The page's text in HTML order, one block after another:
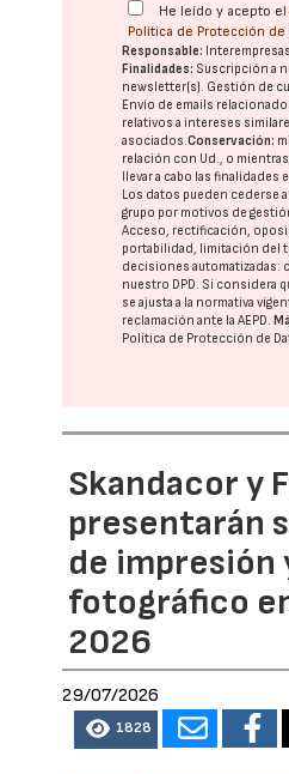
He leído y acepto
Política de Protección de
Responsable:
Finalidades: Suscripción a
newsletter(s). Gestión de
Envío de emails
relativos a intereses
asociados.Conservación:
relación con Ud., o
llevar a cabo las finalidades
Los datos pueden cederse
grupo por motivos de
Acceso, rectificación,
portabilidad, limitación del
decisiones automatizadas:
nuestro DPD. Si considera
se ajusta a la normativa
reclamación ante laAEPD.
Política de Protección de
Skandacor y
presentarán
de impresión
fotográfico
2026
29/07/2026
1828